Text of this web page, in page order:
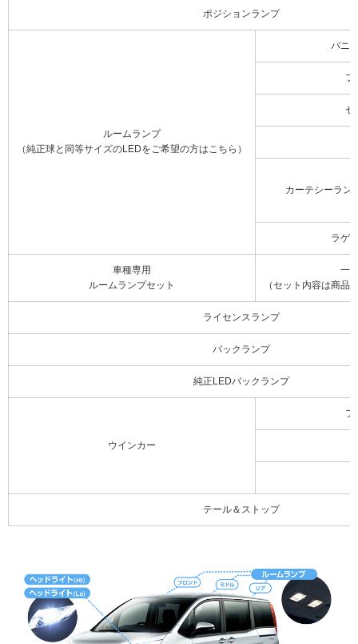
ポジションランプ
ルームランプ
（純正球と同等サイズのLEDをご希望の方はこちら）
バニ
フ
セ
カーテシーラン
ラゲ
車種専用
ルームランプセット
一
（セット内容は商品
ライセンスランプ
バックランプ
純正LEDバックランプ
ウインカー
フ
テール＆ストップ